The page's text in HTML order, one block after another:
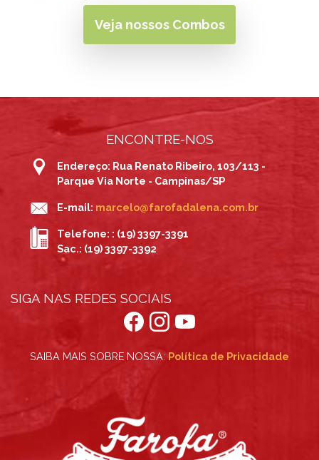
Veja nossos Combos
ENCONTRE-NOS
Endereço: Rua Renato Ribeiro, 103/113 -
Parque Via Norte - Campinas/SP
E-mail: marcelo@farofadalena.com.br
Telefone: : (19) 3397-3391
Sac.: (19) 3397-3392
SIGA NAS REDES SOCIAIS
SAIBA MAIS SOBRE NOSSA: Política de Privacidade